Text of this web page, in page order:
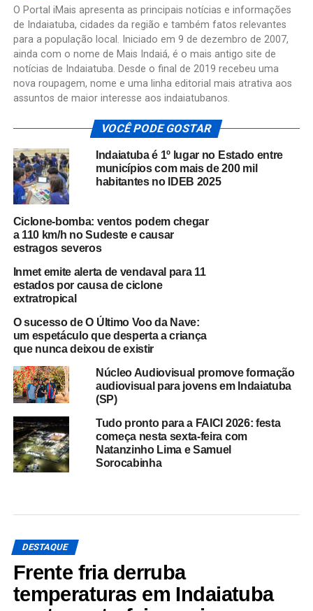
O Portal iMais apresenta as principais notícias e informações
de Indaiatuba, cidades da região e também fatos relevantes
para a população local. Iniciado em 9 de dezembro de 2007,
ainda com o nome de Mais Indaiá, é o mais antigo site de
notícias de Indaiatuba. Desde o final de 2019 recebeu uma
nova roupagem, nome e uma linha editorial mais atrativa aos
assuntos de maior interesse aos indaiatubanos.
VOCÊ PODE GOSTAR
Indaiatuba é 1º lugar no Estado entre
municípios com mais de 200 mil
habitantes no IDEB 2025
Ciclone-bomba: ventos podem chegar
a 110 km/h no Sudeste e causar
estragos severos
Inmet emite alerta de vendaval para 11
estados por causa de ciclone
extratropical
O sucesso de O Último Voo da Nave:
um espetáculo que desperta a criança
que nunca deixou de existir
Núcleo Audiovisual promove formação
audiovisual para jovens em Indaiatuba
(SP)
Tudo pronto para a FAICI 2026: festa
começa nesta sexta-feira com
Natanzinho Lima e Samuel
Sorocabinha
DESTAQUE
Frente fria derruba
temperaturas em Indaiatuba